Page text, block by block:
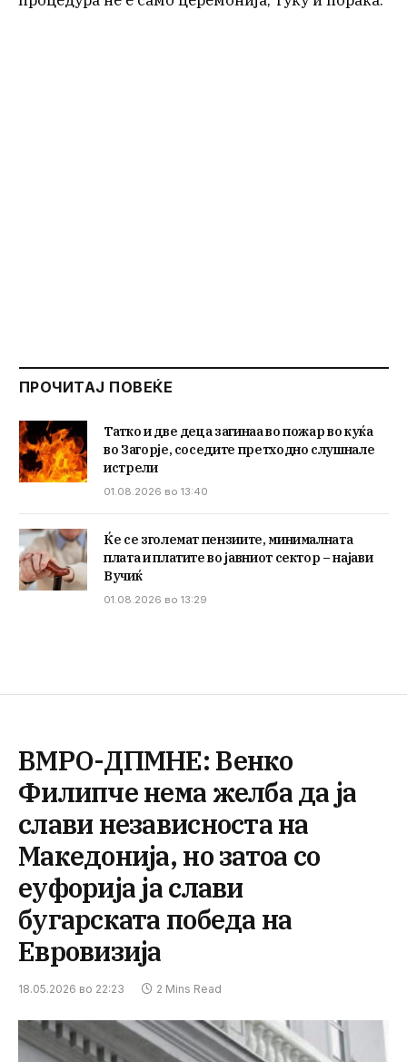
ПРОЧИТАЈ ПОВЕЌЕ
Татко и две деца загинаа во пожар во куќа
во Загорје, соседите претходно слушнале
истрели
01.08.2026 во 13:40
Ќе се зголемат пензиите, минималната
плата и платите во јавниот сектор – најави
Вучиќ
01.08.2026 во 13:29
ВМРО-ДПМНЕ: Венко
Филипче нема желба да ја
слави независноста на
Македонија, но затоа со
еуфорија ја слави
бугарската победа на
Евровизија
18.05.2026 во 22:23 2 Mins Read